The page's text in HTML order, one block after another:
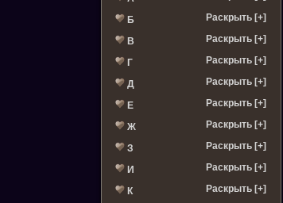
Б Раскрыть [+]
В Раскрыть [+]
Г Раскрыть [+]
Д Раскрыть [+]
Е Раскрыть [+]
Ж Раскрыть [+]
З Раскрыть [+]
И Раскрыть [+]
К Раскрыть [+]